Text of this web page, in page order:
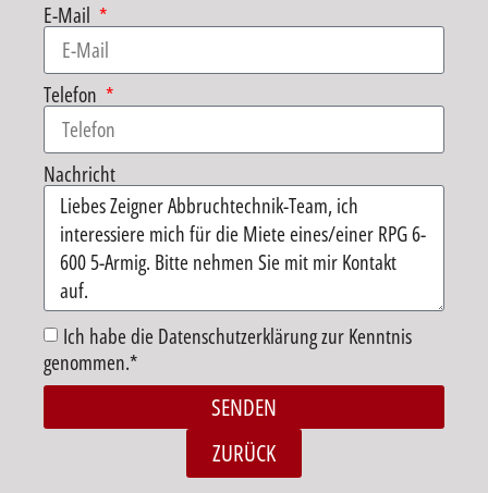
E-Mail
Telefon
Nachricht
Ich habe die Datenschutzerklärung zur Kenntnis
genommen.*
SENDEN
ZURÜCK